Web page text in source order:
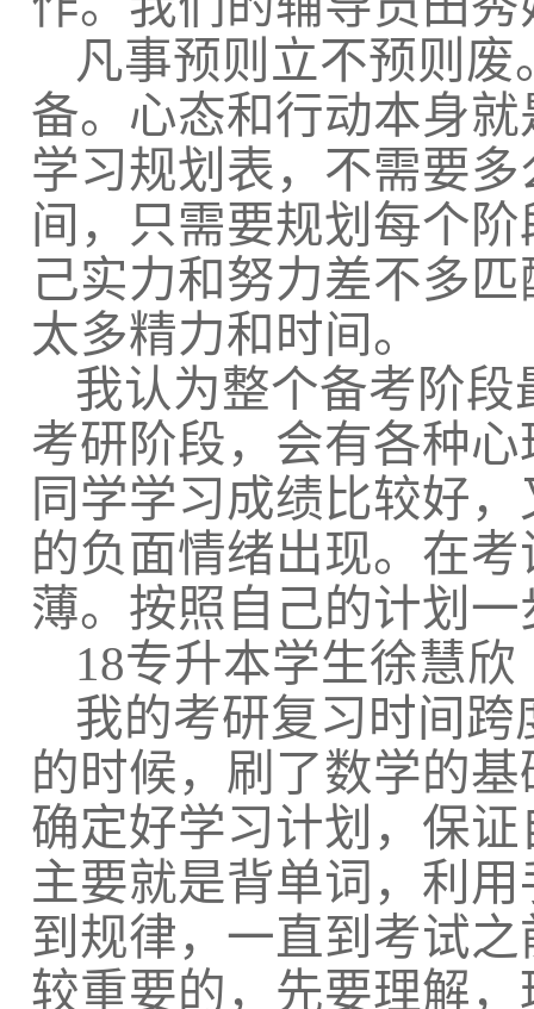
凡事预则立不预则
备。心态和行动本身
学习规划表，不需要
间，只需要规划每个
己实力和努力差不多
太多精力和时间。
我认为整个备考阶
考研阶段，会有各种
同学学习成绩比较好
的负面情绪出现。在
薄。按照自己的计划
18专升本学生徐慧欣
我的考研复习时间
的时候，刷了数学的
确定好学习计划，保
主要就是背单词，利
到规律，一直到考试
较重要的，先要理解